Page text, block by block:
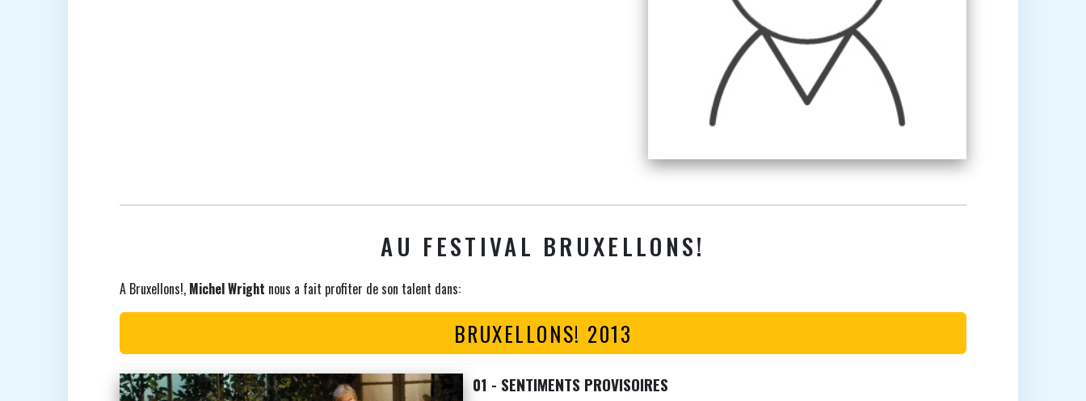
AU FESTIVAL BRUXELLONS!
A Bruxellons!, Michel Wright nous a fait profiter de son talent dans:
BRUXELLONS! 2013
01 - SENTIMENTS PROVISOIRES